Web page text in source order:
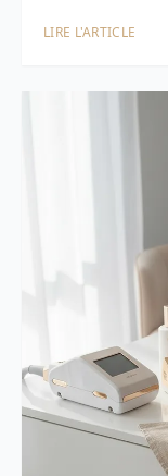
LIRE L'ARTICLE